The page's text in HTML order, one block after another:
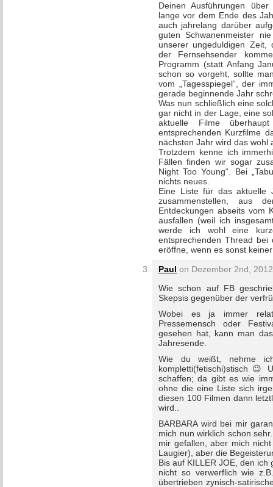
Deinen Ausführungen
lange vor dem Ende des
auch jahrelang darüber
guten Schwanenmeister
unserer ungeduldigen Zeit,
der Fernsehsender
Programm (statt Anfang
schon so vorgeht, sollte
vom „Tagesspiegel“, der
gerade beginnende Jahr
Was nun schließlich eine
gar nicht in der Lage, eine
aktuelle Filme
entsprechenden Kurzfilme
nächsten Jahr wird das wohl
Trotzdem kenne ich
Fällen finden wir sogar
Night Too Young“. Bei
nichts neues.
Eine Liste für das aktuelle
zusammenstellen, aus
Entdeckungen abseits vom
ausfallen (weil ich
werde ich wohl eine
entsprechenden Thread bei
eröffne, wenn es sonst
Paul on Dezember 2nd,
Wie schon auf FB
Skepsis gegenüber der
Wobei es ja immer
Pressemensch oder
gesehen hat, kann man
Jahresende.
Wie du weißt, nehme
kompletti(fetischi)stisch 😉
schaffen; da gibt es wie
ohne die eine Liste sich
diesen 100 Filmen dann
wird..
BARBARA wird bei mir
mich nun wirklich schon
mir gefallen, aber mich
Laugier), aber die
Bis auf KILLER JOE, den
nicht so verwerflich wie
übertrieben zynisch-